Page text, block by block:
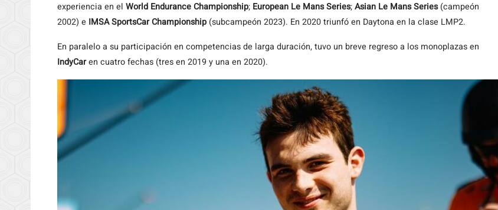
experiencia en el World Endurance Championship; European Le Mans Series;Asian Le Mans Series(campeón
2002) e IMSA SportsCar Championship (subcampeón 2023). En 2020 triunfó en Daytona en la clase LMP2.
En paralelo a su participación en competencias de larga duración, tuvo un breve regreso a los monoplazas en
IndyCaren cuatro fechas (tres en 2019 y una en 2020).